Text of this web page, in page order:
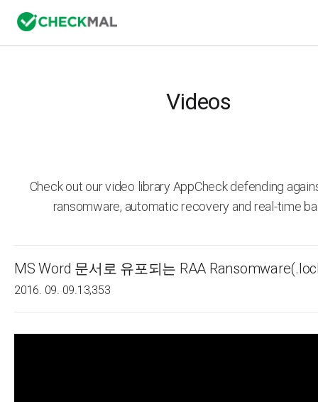
Videos
Check out our video library AppCheck defending
ransomware, automatic recovery and real-time
MS Word 문서로 유포되는 RAA
2016. 09. 09.13,353